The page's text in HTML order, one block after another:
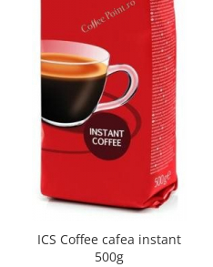
ICS Coffee cafea instant
500g